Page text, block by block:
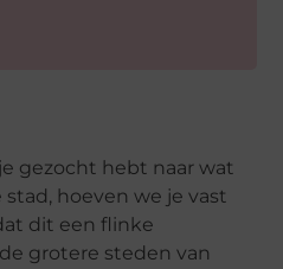
gezocht hebt naar wat
hoeven we je vast
dit een flinke
grotere steden van